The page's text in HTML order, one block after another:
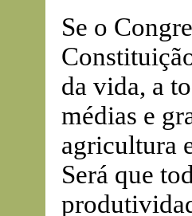
Se o
da vida, a
médias e
agricultura
Será que